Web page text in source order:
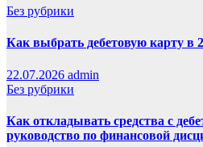
Без рубрики
Как выбрать дебетовую карту в
22.07.2026 admin
Без рубрики
Как откладывать средства с
руководство по финансовой